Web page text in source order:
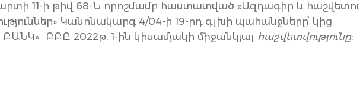
11-ի թիվ 68-Ն որոշմամբ հաստատված «Ազդագիր և հաշվետու
Կանոնակարգ 4/04-ի 19-րդ գլխի պահանջները՝ կից
ԲԲԸ 2022թ. 1-ին կիսամյակի միջանկյալ հաշվետվությունը: